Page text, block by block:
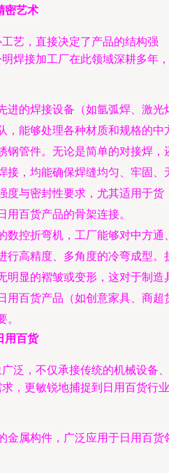
密艺术
艺，直接决定了产品的结构强
焊接加工厂在此领域深耕多年，
进的焊接设备（如氩弧焊、激光
，能够处理各种材质和规格的中
钢管件。无论是简单的对接焊，
接，均能确保焊缝均匀、牢固、
度与密封性要求，尤其适用于货
百货产品的骨架连接。
数控折弯机，工厂能够对中方通
行高精度、多角度的冷弯成型。
明显的褶皱或变形，这对于制造
用百货产品（如创意家具、商超
。
用百货
泛，不仅承接传统的机械设备、
，更敏锐地捕捉到日用百货行业
金属构件，广泛应用于日用百货